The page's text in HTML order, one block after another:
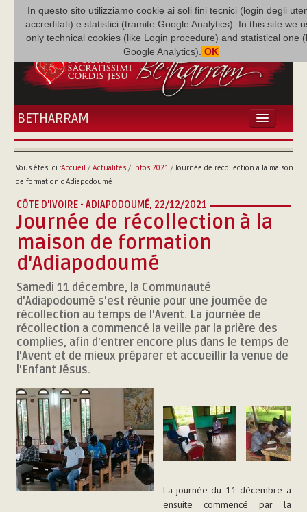
In questo sito utilizziamo cookie ai soli fini tecnici (login degli
accreditati) e statistici (tramite Google Analytics). In this site we
only technical cookies (like Login procedure) and statistical one
Google Analytics). OK
BETHARRAM
ACCUEIL
BÉTHARRAM
FAMILLE
MISSION
MULTIMÉDIA
P. AUGUSTE ETCHÉCOPAR
Vous êtes ici :Accueil/ Actualités/ Infos 2021/Journée de récollection à la maison
de formation d'Adiapodoumé
CÔTE D'IVOIRE - ADIAPODOUMÉ, 22/12/2021
Journée de récollection à la
maison de formation
d'Adiapodoumé
Samedi 11 décembre, la Communauté
d'Adiapodoumé s'est réunie pour une journée de
récollection au temps de l'Avent. La journée de
récollection a commencé la veille par la prière des
complies, afin d'entrer encore plus dans le temps de
l'Avent et de mieux préparer et accueillir la venue de
l'Enfant Jésus.
La journée du 11 décembre a
ensuite commencé par la